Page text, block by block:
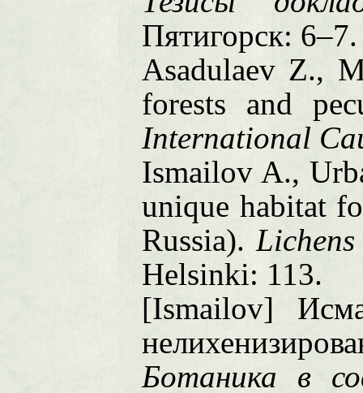
Пятигорск: 6–7.
Asadulaev Z.,
forests and
International
Ismailov A.,
unique habitat
Russia).
Helsinki: 113.
[Ismailov]
Ботаника в